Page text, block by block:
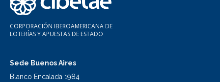
CORPORACIÓN IBEROAMERICANA DE
LOTERÍAS Y APUESTAS DE ESTADO
Sede Buenos Aires
Blanco Encalada 1984